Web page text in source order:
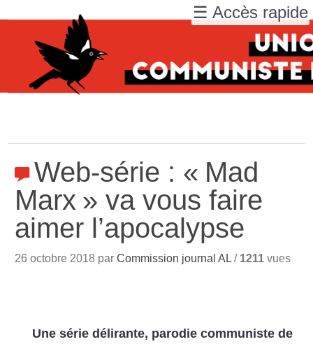
Web-série : « Mad
Marx » va vous faire
aimer l’apocalypse
26 octobre 2018 parCommission journal AL / 1211 vues
Une série délirante, parodie communiste de
☰ Accès rapide